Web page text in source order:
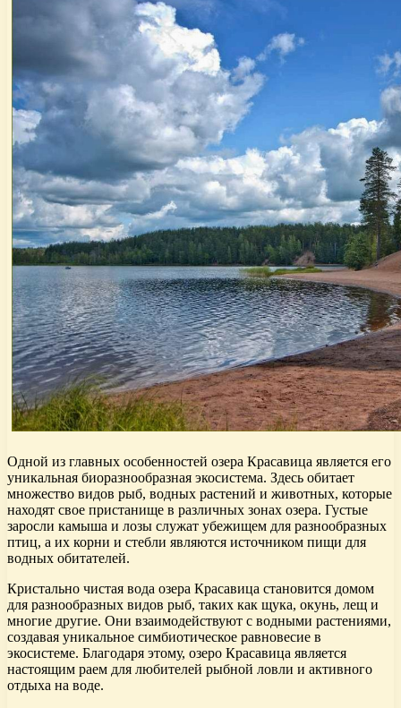
Одной из главных особенностей озера Красавица является его
уникальная биоразнообразная экосистема. Здесь обитает
множество видов рыб, водных растений и животных, которые
находят свое пристанище в различных зонах озера. Густые
заросли камыша и лозы служат убежищем для разнообразных
птиц, а их корни и стебли являются источником пищи для
водных обитателей.
Кристально чистая вода озера Красавица становится домом
для разнообразных видов рыб, таких как щука, окунь, лещ и
многие другие. Они взаимодействуют с водными растениями,
создавая уникальное симбиотическое равновесие в
экосистеме. Благодаря этому, озеро Красавица является
настоящим раем для любителей рыбной ловли и активного
отдыха на воде.